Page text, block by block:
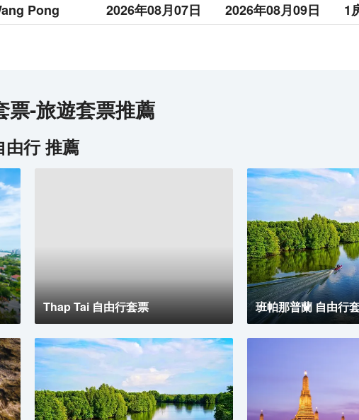
2026年08月07日 2026年08月09日 1
票-旅遊套票推薦
由行 推薦
Thap Tai 自由行套票 班帕那普蘭 自由行